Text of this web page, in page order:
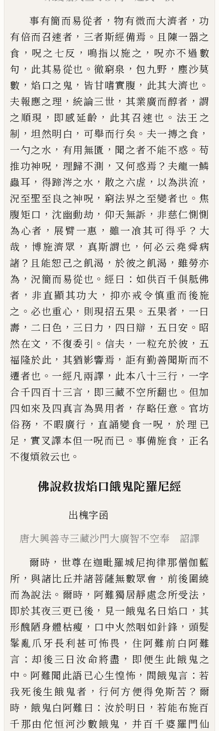
事有簡而易從者 ， 物有微而大濟者 ， 功
有倍而召速者 ， 三者斯經備焉 。 且陳一器之
食 ， 呪之七反 ， 鳴指以施之 ， 呪亦不過數
句 ， 此其易從也 。 徹窮泉 ， 包九野 ， 塵沙莫
數 ， 焰口之鬼 ， 皆甘嗜實腹 ， 此其大濟也 。
夫報應之理 ， 統論三世 ， 其業廣而醇者 ， 謂
之順現 ， 即感延齡 ， 此其召速也 。 法王之
制 ， 坦然明白 ， 可舉而行矣 。 夫一摶之食 ，
一勺之水 ， 有用無匱 ， 聞之者不能不惑 。 苟
推功神呪 ， 理歸不測 ， 又何惑焉 ？ 夫龍一鱗
蟲耳 ， 得蹄涔之水 ， 散之六虗 ， 以為洪流 ，
況至聖至良之神呪 ， 窮法界之至變者也 。 焦
腹矩口 ， 沈幽動劫 ， 仰天無訴 ， 非慈仁惻惻
為心者 ， 展臂一惠 ， 雖一飡其可得乎 ？ 大
哉 ， 博施濟眾 ， 真斯謂也 ， 何必云堯舜病
諸 ？ 且能恕 己之飢渴 ， 於彼之飢渴 ， 雖勞亦
為 ， 況簡而易從也 。 經曰 ： 如供百千俱胝佛
者 ， 非直顯其功大 ， 抑亦戒令慎重而後施
之 。 必也重心 ， 則現招五果 。 五果者 ， 一曰
壽 ， 二曰色 ， 三曰力 ， 四曰辯 ， 五曰安 。 昭
然在文 ， 不復委引 。 信夫 ， 一粒充於彼 ， 五
福隆於此 ， 其猶影響焉 ， 詎有勤善聞斯而不
遷者也 。 一經凡兩譯 ， 此本八十三行 ， 一字
合千四百十三言 ， 即三藏不空所翻也 。 但加
四如來及四真言為異用者 ， 存略任意 。 官坊
俗務 ， 不暇廣行 ， 直誦變食一呪 ， 於理 已
足 ， 實叉譯本但一呪而已 。 事備施食 ， 正名
不復煩敘云也 。
佛說救拔焰口餓鬼陀羅尼經
出槐字函
唐大興善寺三藏沙門大廣智不空奉 詔譯
爾時 ， 世尊在迦毗羅城尼拘律那僧伽藍
所 ， 與諸比丘并諸菩薩無數眾會 ， 前後圍繞
而為說法 。 爾時 ， 阿難獨居靜處念所受法 ，
即於其夜三更已後 ， 見一餓鬼名曰焰口 ， 其
形醜陋身體枯瘦 ， 口中火然咽如針鋒 ， 頭髮
髼亂爪牙長利甚可怖畏 ， 住阿難前白阿難
言 ： 却後三日汝命將盡 ， 即便生此餓鬼之
中 。 阿難聞此語已心生惶怖 ， 問餓鬼言 ： 若
我死後生餓鬼者 ， 行何方便得免斯苦 ？ 爾
時 ， 餓鬼白阿難曰 ： 汝於明日 ， 若能布施百
千那由佗恒河沙數餓鬼 ， 并百千婆羅門仙